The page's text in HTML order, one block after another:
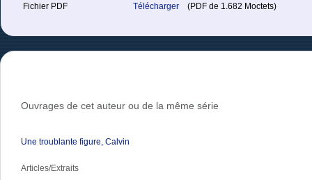
Fichier PDF
Télécharger (PDF de 1.682 Moctets)
Ouvrages de cet auteur ou de la même série
Une troublante figure, Calvin
Articles/Extraits